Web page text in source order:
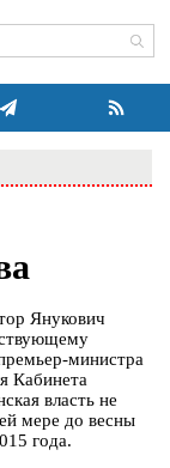
Янукович
министра
Кабинета
власть не
мере до весны
года.